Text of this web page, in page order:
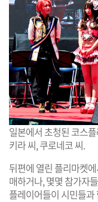
일본에서 초청된 코스
키라 씨, 쿠로네코 씨.
뒤편에 열린 플리마켓
매하거나, 몇몇 참가자
플레이어들이 시민들